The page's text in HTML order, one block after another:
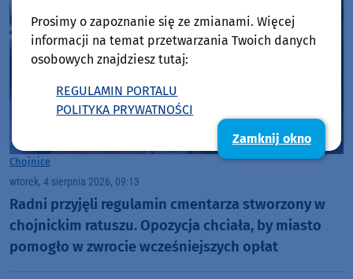
Chojnice
wtorek, 4 sierpnia 2026, 09:13
Radni przyjęli regulamin cmentarza stworzony w
chojnickim ratuszu. Opozycja chciała, by miasto
pomogło w zwrocie wcześniejszych opłat
Prosimy o zapoznanie się ze zmianami. Więcej
informacji na temat przetwarzania Twoich danych
osobowych znajdziesz tutaj:
REGULAMIN PORTALU
POLITYKA PRYWATNOŚCI
Zamknij okno